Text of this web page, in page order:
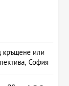
кръщене или
София